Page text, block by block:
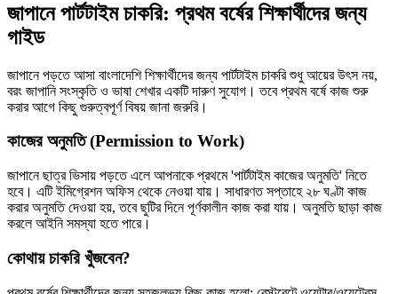
জাপানে পার্টটাইম চাকরি: প্রথম বর্ষের শিক্ষার্থীদের জন্য
গাইড
জাপানে পড়তে আসা বাংলাদেশি শিক্ষার্থীদের জন্য পার্টটাইম চাকরি শুধু আয়ের উৎস নয়,
বরং জাপানি সংস্কৃতি ও ভাষা শেখার একটি দারুণ সুযোগ। তবে প্রথম বর্ষে কাজ শুরু
করার আগে কিছু গুরুত্বপূর্ণ বিষয় জানা জরুরি।
কাজের অনুমতি (Permission to Work)
জাপানে ছাত্র ভিসায় পড়তে এলে আপনাকে প্রথমে 'পার্টটাইম কাজের অনুমতি' নিতে
হবে। এটি ইমিগ্রেশন অফিস থেকে নেওয়া যায়। সাধারণত সপ্তাহে ২৮ ঘণ্টা কাজ
করার অনুমতি দেওয়া হয়, তবে ছুটির দিনে পূর্ণকালীন কাজ করা যায়। অনুমতি ছাড়া কাজ
করলে আইনি সমস্যা হতে পারে।
কোথায় চাকরি খুঁজবেন?